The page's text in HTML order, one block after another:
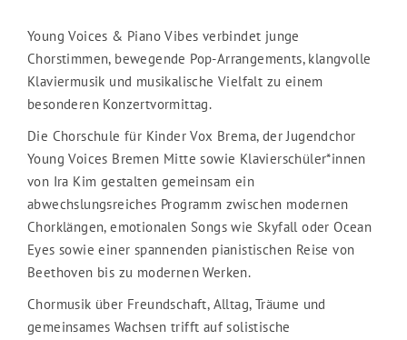
Young Voices & Piano Vibes verbindet junge
Chorstimmen, bewegende Pop-Arrangements, klangvolle
Klaviermusik und musikalische Vielfalt zu einem
besonderen Konzertvormittag.
Die Chorschule für Kinder Vox Brema, der Jugendchor
Young Voices Bremen Mitte sowie Klavierschüler*innen
von Ira Kim gestalten gemeinsam ein
abwechslungsreiches Programm zwischen modernen
Chorklängen, emotionalen Songs wie Skyfall oder Ocean
Eyes sowie einer spannenden pianistischen Reise von
Beethoven bis zu modernen Werken.
Chormusik über Freundschaft, Alltag, Träume und
gemeinsames Wachsen trifft auf solistische